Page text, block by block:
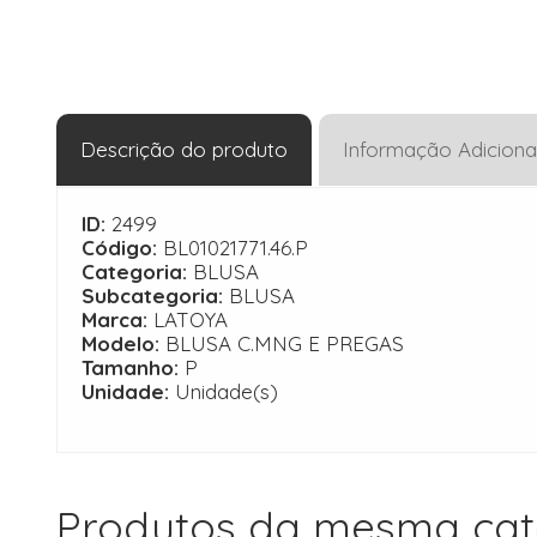
Descrição do produto Informação
ID: 2499
Código: BL01021771.46.P
Categoria: BLUSA
Subcategoria: BLUSA
Marca: LATOYA
Modelo: BLUSA C.MNG E PREGAS
Tamanho: P
Unidade: Unidade(s)
Produtos da mesma